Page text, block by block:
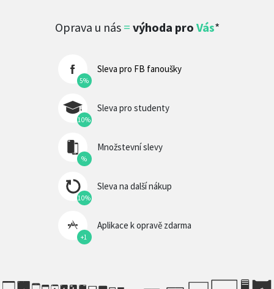
Oprava u nás = výhoda pro Vás*
5%
Sleva pro FB fanoušky
10%
Sleva pro studenty
%
Množstevní slevy
10%
Sleva na další nákup
+1
Aplikace k opravě zdarma